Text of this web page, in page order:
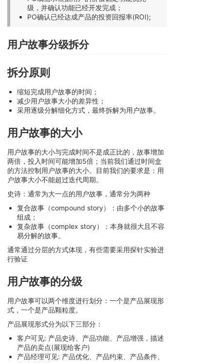
级，并确认功能已经开发完成；
PO确认已经达成产品的投资回报率(ROI);
用户故事分级拆分
拆分原则
缩短完成用户故事的时间；
减少用户故事大小的差异性；
采用逐级分解细化方式，最终拆解为用户故事。
用户故事的大小
用户故事的大小与完成时间不是成正比的，故事增加
两倍，投入时间可能增加5倍；当前我们通过时间盒
的方法控制用户故事的大小。目前我们的要求是：用
户故事大小不能超过迭代周期。
史诗：通常为大一点的用户故事，通常分为两种
复合故事（compound story）：由多个小的故事
组成；
复杂故事（complex story）：本身就很大且不容
易分解的故事。
通常通过分层的方式体现，有些需要采用探针实验进
行验证
用户故事的分级
用户故事可以两个维度进行划分：一个是产品展现形
式，一个是产品颗粒度。
产品展现形式分为以下三部分：
客户可见: 产品史诗、产品功能、产品增强，描述
产品的卖点(展现给客户)
产品经理可见: 产品优化、产品约束、产品条件、